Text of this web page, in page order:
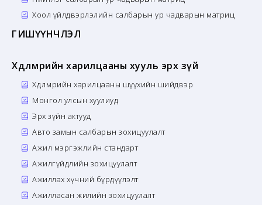
Хоол үйлдвэрлэлийн салбарын ур чадварын матриц
ГИШҮҮНЧЛЭЛ
Хөдөлмөрийн харилцааны хууль эрх зүй
Хөдөлмөрийн харилцааны шүүхийн шийдвэр
Монгол улсын хуулиуд
Эрх зүйн актууд
Авто замын салбарын зохицуулалт
Ажил мэргэжлийн стандарт
Ажилгүйдлийн зохицуулалт
Ажиллах хүчний бүрдүүлэлт
Ажилласан жилийн зохицуулалт